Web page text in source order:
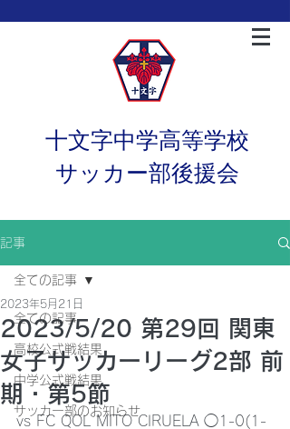
十文字中学高等学校
サッカー部後援会
記事
全ての記事
高校公式戦結果
中学公式戦結果
サッカー部のお知らせ
全ての記事
2023/5/20 第29回 関東
女子サッカーリーグ2部 前
期・第5節
2023年5月21日
vs FC QOL MITO CIRUELA ◯1-0(1-